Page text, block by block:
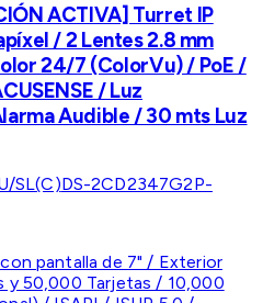
ACTIVA] Turret IP
/ 2 Lentes 2.8 mm
24/7 (ColorVu) / PoE /
/ Luz
Audible / 30 mts Luz
SL(C)DS-2CD2347G2P-